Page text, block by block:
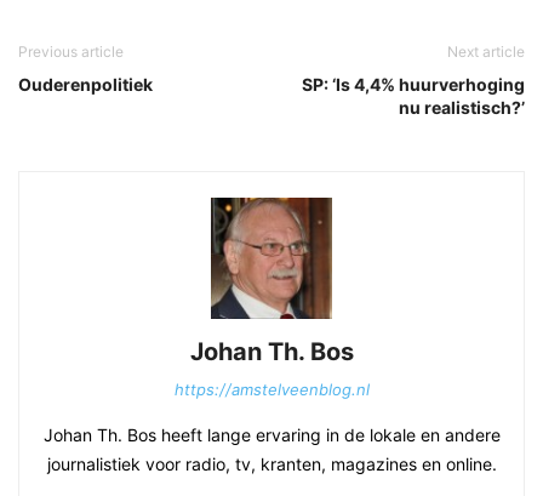
Previous article
Ouderenpolitiek
Next article
SP: ‘Is 4,4% huurverhoging
nu realistisch?’
Johan Th. Bos
https://amstelveenblog.nl
Johan Th. Bos heeft lange ervaring in de lokale en andere
journalistiek voor radio, tv, kranten, magazines en online.